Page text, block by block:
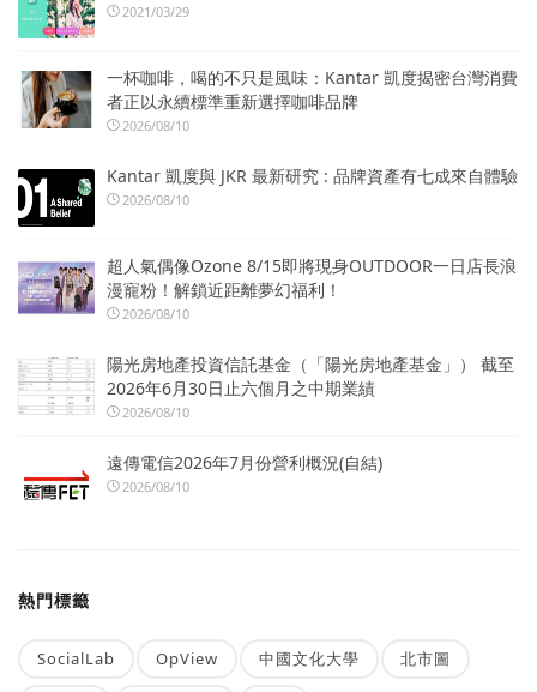
2021/03/29
一杯咖啡，喝的不只是風味：Kantar 凱度揭密台灣消費
者正以永續標準重新選擇咖啡品牌
2026/08/10
Kantar 凱度與 JKR 最新研究 : 品牌資產有七成來自體驗
2026/08/10
超人氣偶像Ozone 8/15即將現身OUTDOOR一日店長浪
漫寵粉！解鎖近距離夢幻福利！
2026/08/10
陽光房地產投資信託基金（「陽光房地產基金」） 截至
2026年6月30日止六個月之中期業績
2026/08/10
遠傳電信2026年7月份營利概況(自結)
2026/08/10
熱門標籤
SocialLab OpView 中國文化大學 北市圖